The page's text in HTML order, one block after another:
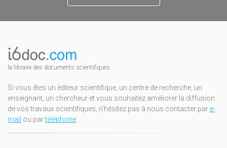
la libraire des documents scientifiques
Si vous êtes un éditeur scientifique, un centre de recherche, un
enseignant, un chercheur et vous souhaitez améliorer la diffusion
de vos travaux scientifiques, n'hésitez pas à nous contacter par e-
mail ou partéléphone